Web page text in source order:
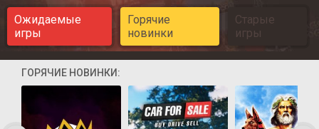
Ожидаемые
игры
Горячие
новинки
Старые
игры
ГОРЯЧИЕ НОВИНКИ: